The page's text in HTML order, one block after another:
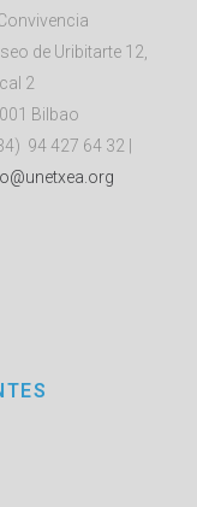
de Uribitarte 12,
2
Bilbao
94 427 64 32 |